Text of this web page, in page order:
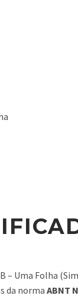
– Uma Folha
da norma ABNT